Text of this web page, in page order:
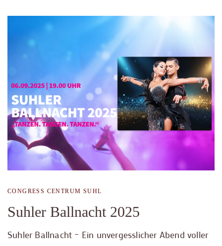
CONGRESS CENTRUM SUHL
Suhler Ballnacht 2025
Suhler Ballnacht – Ein unvergesslicher Abend voller